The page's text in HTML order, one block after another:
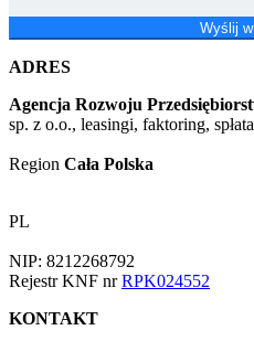
Wyślij
ADRES
Agencja Rozwoju
sp. z o.o., leasingi, faktoring,
Region Cała Polska
PL
NIP: 8212268792
Rejestr KNF nrRPK024552
KONTAKT